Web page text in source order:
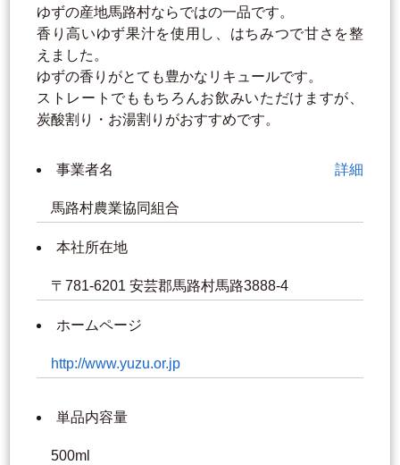
ゆずの産地馬路村ならではの一品です。
香り高いゆず果汁を使用し、はちみつで甘さを整
えました。
ゆずの香りがとても豊かなリキュールです。
ストレートでももちろんお飲みいただけますが、
炭酸割り・お湯割りがおすすめです。
事業者名 詳細
馬路村農業協同組合
本社所在地
〒781-6201 安芸郡馬路村馬路3888-4
ホームページ
http://www.yuzu.or.jp
単品内容量
500ml